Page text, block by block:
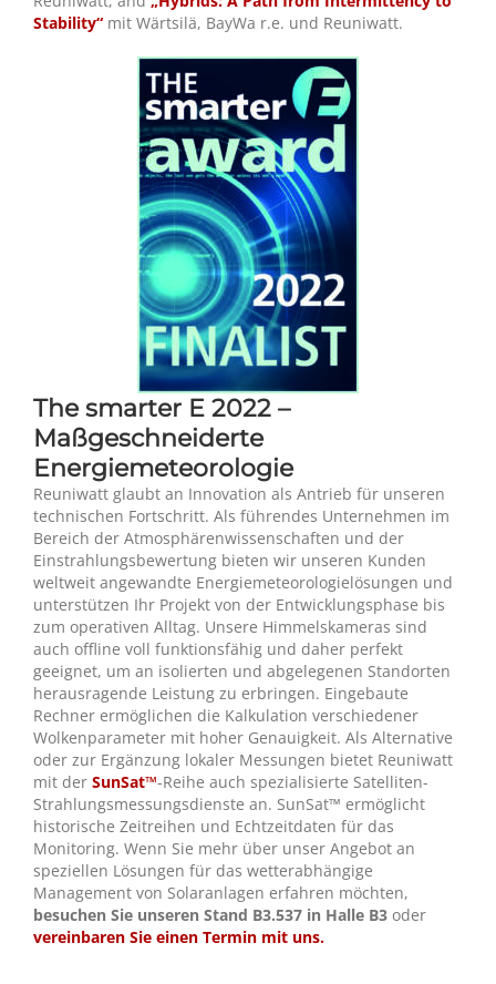
Stability“ mitWärtsilä, BayWa r.e. und Reuniwatt.
The smarter E 2022 –
Maßgeschneiderte
Energiemeteorologie
Reuniwatt glaubt an Innovation als Antrieb für unseren
technischen Fortschritt. Als führendes Unternehmen im
Bereich der Atmosphärenwissenschaften und der
Einstrahlungsbewertung bieten wir unseren Kunden
weltweit angewandte Energiemeteorologielösungen und
unterstützen Ihr Projekt von der Entwicklungsphase bis
zum operativen Alltag. Unsere Himmelskameras sind
auch offline voll funktionsfähig und daher perfekt
geeignet, um an isolierten und abgelegenen Standorten
herausragende Leistung zu erbringen. Eingebaute
Rechner ermöglichen die Kalkulation verschiedener
Wolkenparameter mit hoher Genauigkeit. Als Alternative
oder zur Ergänzung lokaler Messungen bietet Reuniwatt
mit derSunSat™-Reihe auch spezialisierte Satelliten-
Strahlungsmessungsdienste an. SunSat™ ermöglicht
historische Zeitreihen und Echtzeitdaten für das
Monitoring. Wenn Sie mehr über unser Angebot an
speziellen Lösungen für das wetterabhängige
Management von Solaranlagen erfahren möchten,
besuchen Sie unseren Stand B3.537 in Halle B3oder
vereinbaren Sie einen Termin mit uns.